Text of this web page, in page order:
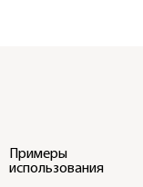
Примеры
использования